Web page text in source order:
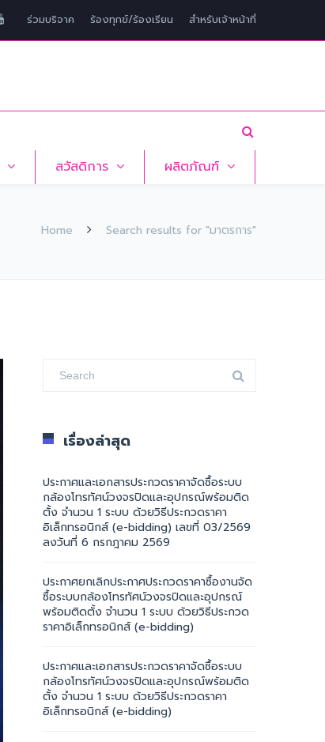
ร่วมบริจาค ร้องทุกข์/ร้องเรียน สำหรับเจ้าหน้าที่
สวัสดิการ ผลิตภัณฑ์
Home Search results for "มาตรการ"
เรื่องล่าสุด
ประกาศและเอกสารประกวดราคาจัดซื้อระบบ
กล้องโทรทัศน์วงจรปิดและอุปกรณ์พร้อมติด
ตั้ง จำนวน 1 ระบบ ด้วยวิธีประกวดราคา
อิเล็กทรอนิกส์ (e-bidding) เลขที่ 03/2569
ลงวันที่ 6 กรกฎาคม 2569
ประกาศยกเลิกประกาศประกวดราคาซื้องานจัด
ซื้อระบบกล้องโทรทัศน์วงจรปิดและอุปกรณ์
พร้อมติดตั้ง จำนวน 1 ระบบ ด้วยวิธีประกวด
ราคาอิเล็กทรอนิกส์ (e-bidding)
ประกาศและเอกสารประกวดราคาจัดซื้อระบบ
กล้องโทรทัศน์วงจรปิดและอุปกรณ์พร้อมติด
ตั้ง จำนวน 1 ระบบ ด้วยวิธีประกวดราคา
อิเล็กทรอนิกส์ (e-bidding)